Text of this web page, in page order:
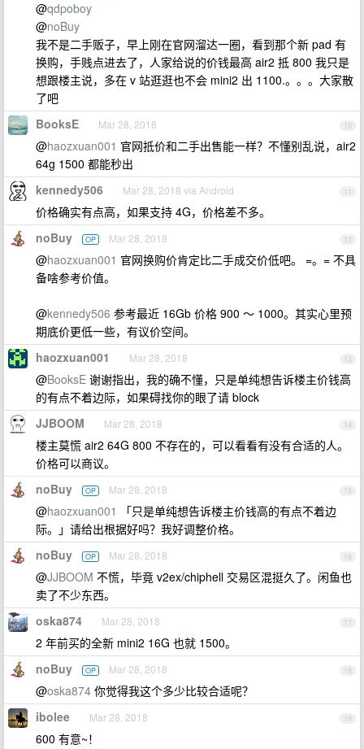
@qdpoboy
@noBuy
我不是二手贩子，早上刚在官网溜达一圈，看到那个新 pad 有
换购，手贱点进去了，人家给说的价钱最高 air2 抵 800 我只是
想跟楼主说，多在 v 站逛逛也不会 mini2 出 1100.。。。大家散
了吧
10
BooksE Mar 28, 2018
@haozxuan001 官网抵价和二手出售能一样？不懂别乱说，air2
64g 1500 都能秒出
11
kennedy506 Mar 28, 2018 via Android
价格确实有点高，如果支持 4G，价格差不多。
12
noBuy OP Mar 28, 2018
@haozxuan001 官网换购价肯定比二手成交价低吧。 =。= 不具
备啥参考价值。
@kennedy506 参考最近 16Gb 价格 900 ～ 1000。其实心里预
期底价更低一些，有议价空间。
13
haozxuan001 Mar 28, 2018
@BooksE 谢谢指出，我的确不懂，只是单纯想告诉楼主价钱高
的有点不着边际，如果碍找你的眼了请 block
14
JJBOOM Mar 28, 2018
楼主莫慌 air2 64G 800 不存在的，可以看看有没有合适的人。
价格可以商议。
15
noBuy OP Mar 28, 2018
@haozxuan001
「只是单纯想告诉楼主价钱高的有点不着边
际。」请给出根据好吗？我好调整价格。
16
noBuy OP Mar 28, 2018
@JJBOOM 不慌，毕竟 v2ex/chiphell 交易区混挺久了。闲鱼也
卖了不少东西。
17
oska874 Mar 28, 2018
2 年前买的全新 mini2 16G 也就 1500。
18
noBuy OP Mar 28, 2018
@oska874 你觉得我这个多少比较合适呢？
19
ibolee Mar 28, 2018
600 有意~！